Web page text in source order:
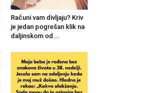
Računi vam divljaju? Kriv
je jedan pogrešan klik na
daljinskom od...